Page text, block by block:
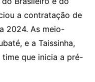
dI
n
e
Cl
a
s
n
l
e
a contratação de
2024. As meio-
e a Taissinha,
que inicia a pré-